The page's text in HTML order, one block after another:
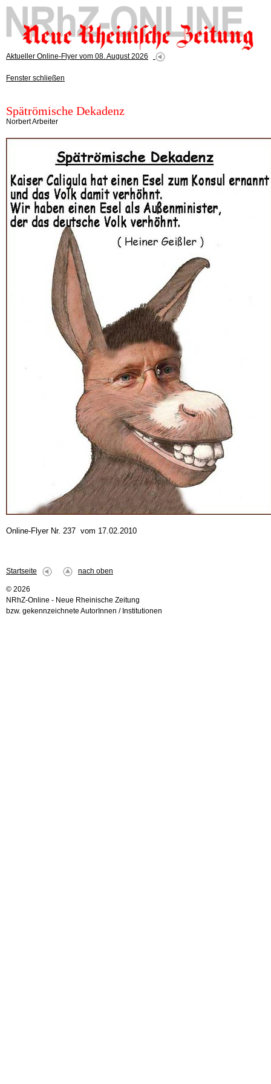
Aktueller Online-Flyer vom 08. August 2026
Fenster schließen
Spätrömische Dekadenz
Norbert Arbeiter
Online-Flyer Nr. 237 vom 17.02.2010
Startseite nach oben
© 2026
NRhZ-Online - Neue Rheinische Zeitung
bzw. gekennzeichnete AutorInnen / Institutionen